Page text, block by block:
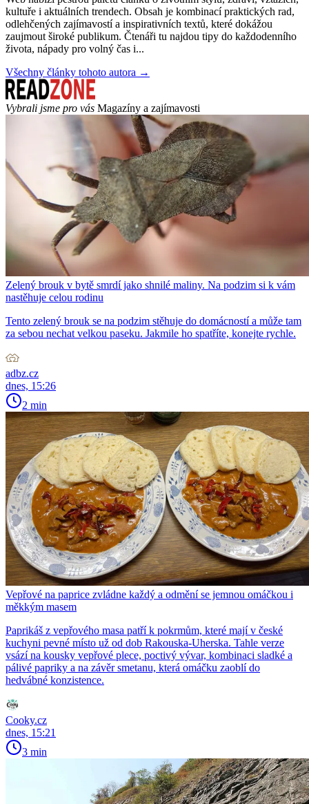
kultuře i aktuálních trendech. Obsah je kombinací praktických rad,
odlehčených zajímavostí a inspirativních textů, které dokážou
zaujmout široké publikum. Čtenáři tu najdou tipy do každodenního
života, nápady pro volný čas i...
Všechny články tohoto autora →
Vybrali jsme pro vás Magazíny a zajímavosti
Zelený brouk v bytě smrdí jako shnilé maliny. Na podzim si k vám
nastěhuje celou rodinu
Tento zelený brouk se na podzim stěhuje do domácností a může tam
za sebou nechat velkou paseku. Jakmile ho spatříte, konejte rychle.
adbz.cz
dnes, 15:26
2 min
Vepřové na paprice zvládne každý a odmění se jemnou omáčkou i
měkkým masem
Paprikáš z vepřového masa patří k pokrmům, které mají v české
kuchyni pevné místo už od dob Rakouska-Uherska. Tahle verze
vsází na kousky vepřové plece, poctivý vývar, kombinaci sladké a
pálivé papriky a na závěr smetanu, která omáčku zaoblí do
hedvábné konzistence.
Cooky.cz
dnes, 15:21
3 min